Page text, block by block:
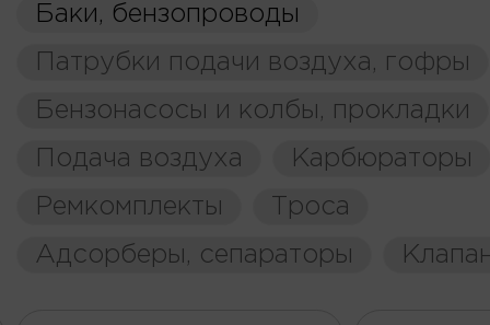
Баки, бензопроводы
Патрубки подачи воздуха, гофры
Бензонасосы и колбы, прокладки
Подача воздуха
Карбюраторы
Ремкомплекты
Троса
Адсорберы, сепараторы